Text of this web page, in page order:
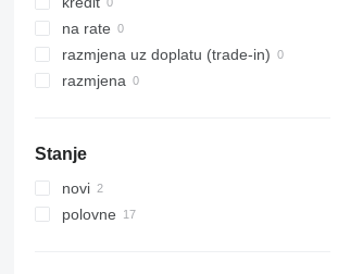
na rate
razmjena uz doplatu (trade-in)
razmjena
Stanje
novi
polovne